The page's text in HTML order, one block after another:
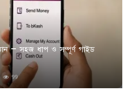
– সহজ ধাপ ও সম্পূর্ণ গাইড
99